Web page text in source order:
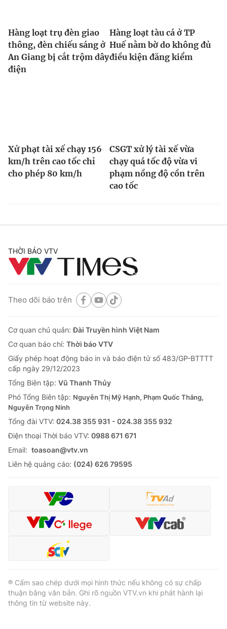
Hàng loạt trụ đèn giao
thông, đèn chiếu sáng ở
An Giang bị cắt trộm dây
điện
Hàng loạt tàu cá ở TP
Huế nằm bờ do không đủ
điều kiện đăng kiểm
Xử phạt tài xế chạy 156
km/h trên cao tốc chỉ
cho phép 80 km/h
CSGT xử lý tài xế vừa
chạy quá tốc độ vừa vi
phạm nồng độ cồn trên
cao tốc
THỜI BÁO VTV
Theo dõi báo trên
Cơ quan chủ quản:Đài Truyền hình Việt Nam
Cơ quan báo chí: Thời báo VTV
Giấy phép hoạt động báo in và báo điện tử số 483/GP-BTTTT
cấp ngày 29/12/2023
Tổng Biên tập: Vũ Thanh Thủy
Phó Tổng Biên tập: Nguyễn Thị Mỹ Hạnh, Phạm Quốc Thắng,
Nguyễn Trọng Ninh
Tổng đài VTV: 024.38 355 931 - 024.38 355 932
Ðiện thoại Thời báo VTV: 0988 671 671
Email: toasoan@vtv.vn
Liên hệ quảng cáo: (024) 626 79595
® Cấm sao chép dưới mọi hình thức nếu không có sự chấp
thuận bằng văn bản. Ghi rõ nguồn VTV.vn khi phát hành lại
thông tin từ website này.